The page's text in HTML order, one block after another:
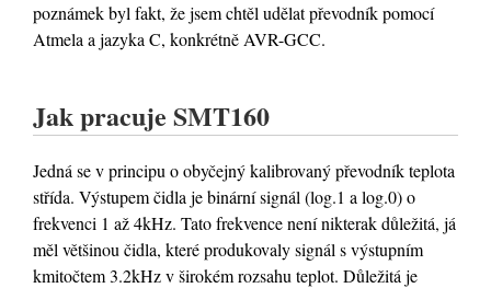
poznámek byl fakt, že jsem chtěl udělat převodník pomocí
Atmela a jazyka C, konkrétně AVR-GCC.
Jak pracuje SMT160
Jedná se v principu o obyčejný kalibrovaný převodník teplota
střída. Výstupem čidla je binární signál (log.1 a log.0) o
frekvenci 1 až 4kHz. Tato frekvence není nikterak důležitá, já
měl většinou čidla, které produkovaly signál s výstupním
kmitočtem 3.2kHz v širokém rozsahu teplot. Důležitá je